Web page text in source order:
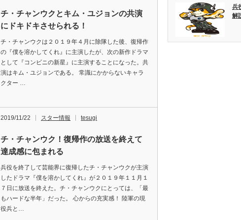
チ・チャンウクとキム・ユジョンの共演
にドキドキさせられる！
チ・チャンウクは２０１９年４月に除隊した後、復帰作
の『僕を溶かしてくれ』に主演したが、次の新作ドラマ
として『コンビニの新星』に主演することになった。共
演はキム・ユジョンである。 常識にかからないキャラ
クター …
2019/11/22 スター情報 tesugi
チ・チャンウク！復帰作の放送を終えて
達成感に包まれる
兵役を終了して芸能界に復帰したチ・チャンウクが主演
したドラマ『僕を溶かしてくれ』が２０１９年１１月１
７日に放送を終えた。チ・チャンウクにとっては、「最
もハードな半年」だった。 心からの充実感！ 陸軍の現
役兵と…
兵
解